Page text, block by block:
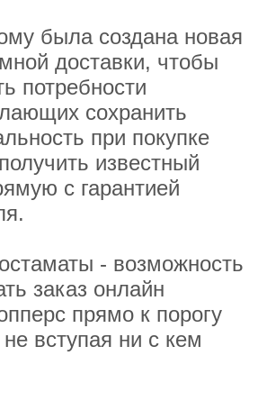
была создана новая
доставки, чтобы
потребности
сохранить
при покупке
известный
с гарантией
- возможность
заказ онлайн
прямо к порогу
вступая ни с кем